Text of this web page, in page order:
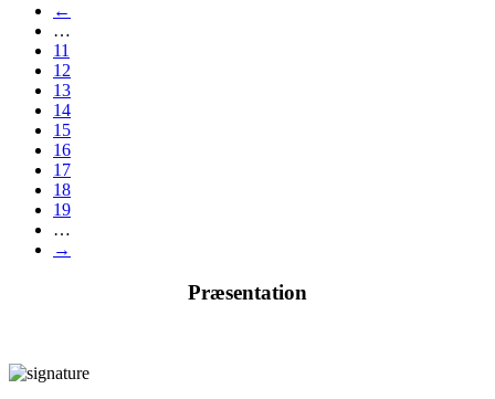
←
…
11
12
13
14
15
16
17
18
19
…
→
Præsentation